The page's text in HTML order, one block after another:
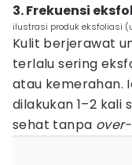
3. Frekuensi
ilustrasi produk eksfoliasi
Kulit berjerawat
terlalu sering
atau kemerahan.
dilakukan 1–2
sehat tanpa